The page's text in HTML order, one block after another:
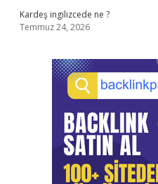
Kardeş ingilizcede ne ?
Temmuz 24, 2026